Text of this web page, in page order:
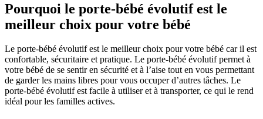
Pourquoi le porte-bébé évolutif est le
meilleur choix pour votre bébé
Le porte-bébé évolutif est le meilleur choix pour votre bébé car il est
confortable, sécuritaire et pratique. Le porte-bébé évolutif permet à
votre bébé de se sentir en sécurité et à l’aise tout en vous permettant
de garder les mains libres pour vous occuper d’autres tâches. Le
porte-bébé évolutif est facile à utiliser et à transporter, ce qui le rend
idéal pour les familles actives.